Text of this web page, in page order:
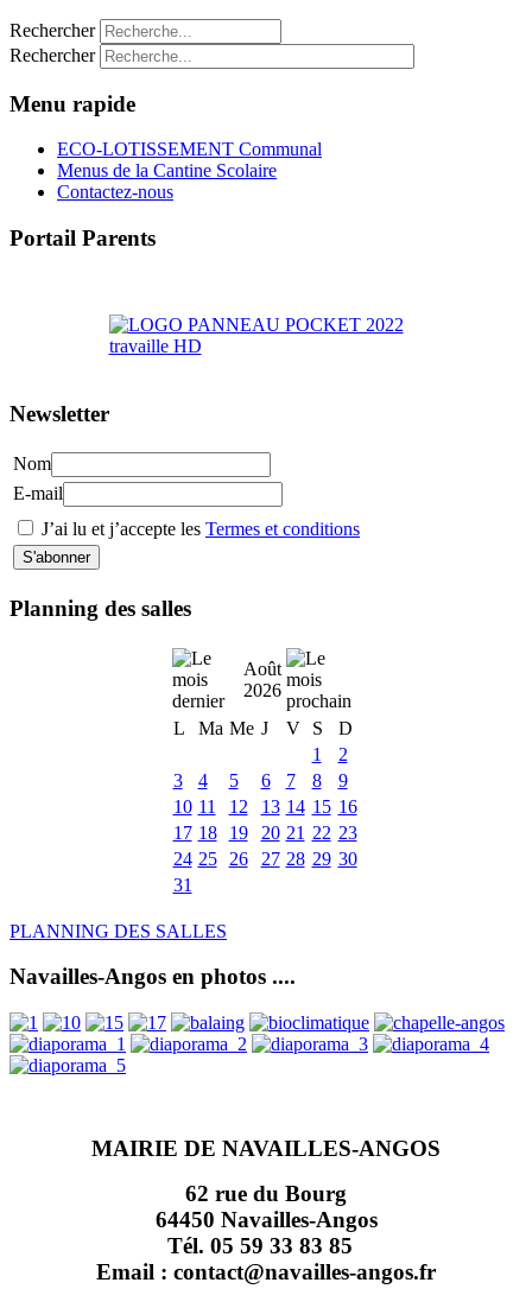
Rechercher
Rechercher
Menu rapide
ECO-LOTISSEMENT Communal
Menus de la Cantine Scolaire
Contactez-nous
Portail Parents
Newsletter
Nom
E-mail
J’ai lu et j’accepte les Termes et conditions
Planning des salles
Août
2026
L
Ma Me J V S
D
1
2
3
4 5 6 7 8
9
10 11 12 13 14 15 16
17 18 19 20 21 22 23
24 25 26 27 28 29 30
31
PLANNING DES SALLES
Navailles-Angos en photos ....
MAIRIE DE NAVAILLES-ANGOS
62 rue du Bourg
64450 Navailles-Angos
Tél. 05 59 33 83 85
Email : contact@navailles-angos.fr